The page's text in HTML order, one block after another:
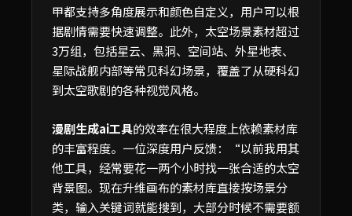
甲都支持多角度展示和颜色自定义，用户可以根
据剧情需要快速调整。此外，太空场景素材超过
3万组，包括星云、黑洞、空间站、外星地表、
星际战舰内部等常见科幻场景，覆盖了从硬科幻
到太空歌剧的各种视觉风格。
漫剧生成ai工具的效率在很大程度上依赖素材库
的丰富程度。一位深度用户反馈：“以前我用其
他工具，经常要花一两个小时找一张合适的太空
背景图。现在升维画布的素材库直接按场景分
类，输入关键词就能搜到，大部分时候不需要额